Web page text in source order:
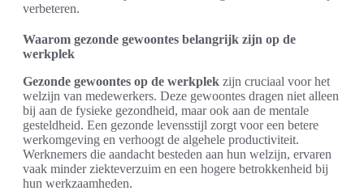
verbeteren.
Waarom gezonde gewoontes belangrijk zijn op de
werkplek
Gezonde gewoontes op de werkplek zijn cruciaal voor het
welzijn van medewerkers. Deze gewoontes dragen niet alleen
bij aan de fysieke gezondheid, maar ook aan de mentale
gesteldheid. Een gezonde levensstijl zorgt voor een betere
werkomgeving en verhoogt de algehele productiviteit.
Werknemers die aandacht besteden aan hun welzijn, ervaren
vaak minder ziekteverzuim en een hogere betrokkenheid bij
hun werkzaamheden.